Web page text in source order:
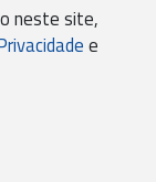
neste site,
e